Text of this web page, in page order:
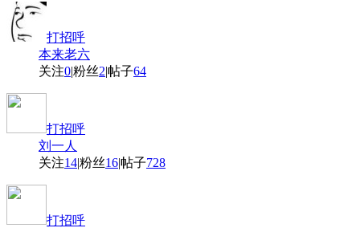
打招呼
本来老六
关注0|粉丝2|帖子64
打招呼
刘一人
关注14|粉丝16|帖子728
打招呼